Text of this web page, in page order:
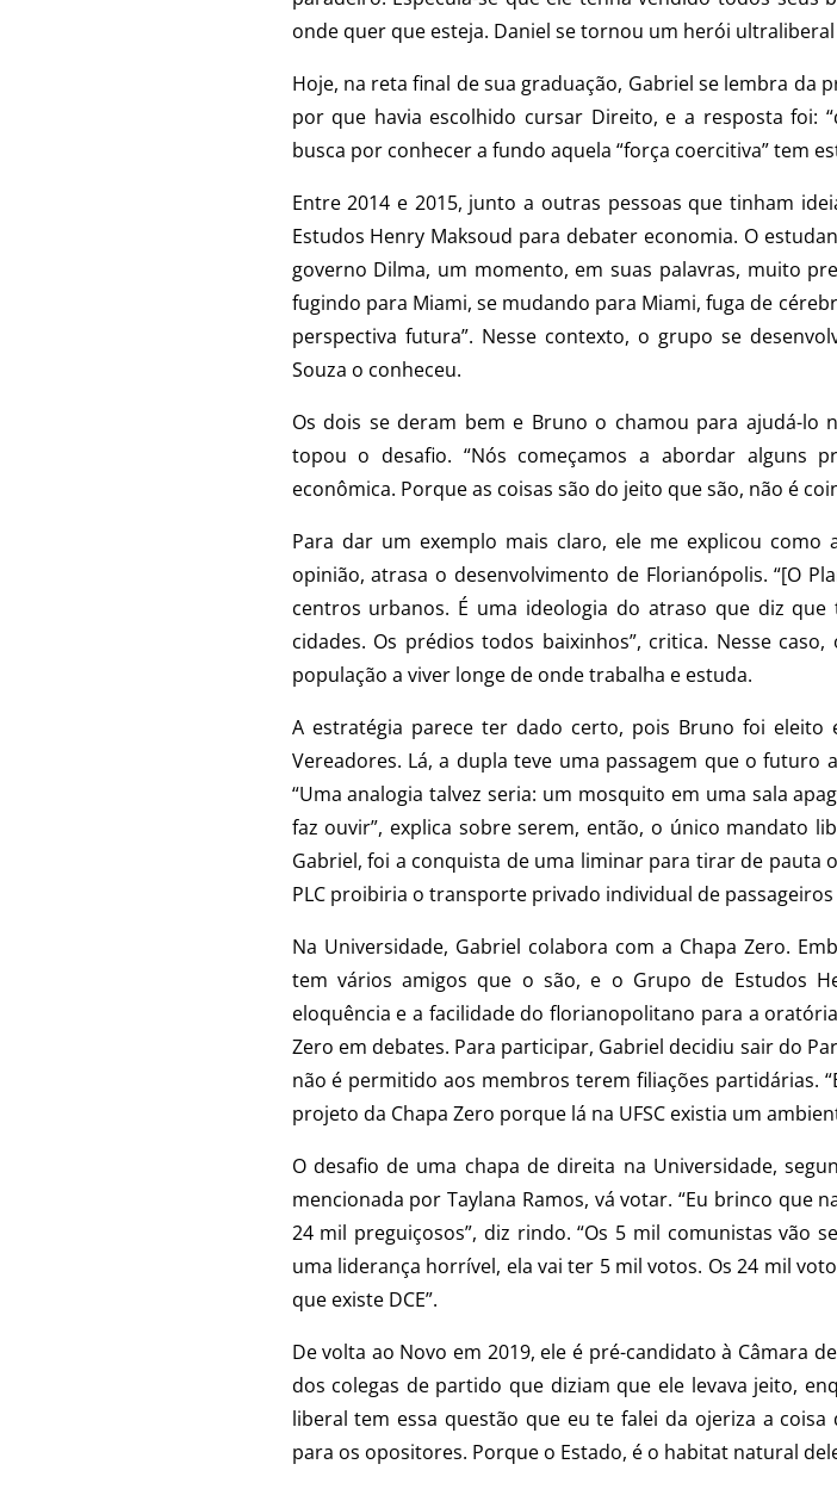
onde quer que esteja. Daniel se tornou um herói
Hoje, na reta final de sua graduação, Gabriel se lembra da
por que havia escolhido cursar Direito, e a resposta foi:
busca por conhecer a fundo aquela “força coercitiva” tem
Entre 2014 e 2015, junto a outras pessoas que tinham
Estudos Henry Maksoud para debater economia. O
governo Dilma, um momento, em suas palavras, muito
fugindo para Miami, se mudando para Miami, fuga de
perspectiva futura”. Nesse contexto, o grupo se
Souza o conheceu.
Os dois se deram bem e Bruno o chamou para ajudá-lo
topou o desafio. “Nós começamos a abordar alguns
econômica. Porque as coisas são do jeito que são, não é
Para dar um exemplo mais claro, ele me explicou
opinião, atrasa o desenvolvimento de Florianópolis. “[O
centros urbanos. É uma ideologia do atraso que diz
cidades. Os prédios todos baixinhos”, critica. Nesse
população a viver longe de onde trabalha e estuda.
A estratégia parece ter dado certo, pois Bruno foi eleito
Vereadores. Lá, a dupla teve uma passagem que o futuro
“Uma analogia talvez seria: um mosquito em uma sala
faz ouvir”, explica sobre serem, então, o único mandato
Gabriel, foi a conquista de uma liminar para tirar de pauta
PLC proibiria o transporte privado individual de
Na Universidade, Gabriel colabora com a Chapa Zero.
tem vários amigos que o são, e o Grupo de Estudos
eloquência e a facilidade do florianopolitano para a
Zero em debates. Para participar, Gabriel decidiu sair do
não é permitido aos membros terem filiações partidárias.
projeto da Chapa Zero porque lá na UFSC existia um
O desafio de uma chapa de direita na Universidade,
mencionada por Taylana Ramos, vá votar. “Eu brinco que
24 mil preguiçosos”, diz rindo. “Os 5 mil comunistas vão
uma liderança horrível, ela vai ter 5 mil votos. Os 24 mil
que existe DCE”.
De volta ao Novo em 2019, ele é pré-candidato à Câmara
dos colegas de partido que diziam que ele levava jeito,
liberal tem essa questão que eu te falei da ojeriza a
para os opositores. Porque o Estado, é o habitat natural